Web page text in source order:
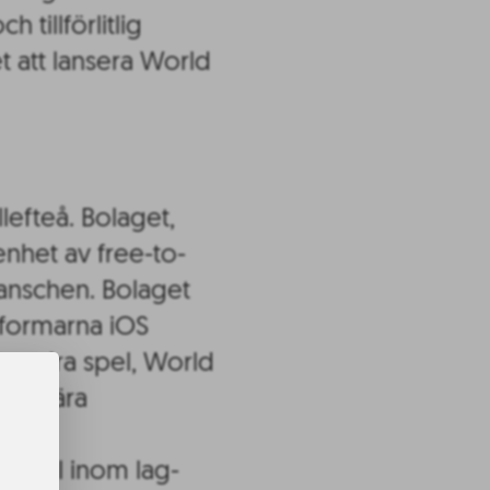
tillförlitlig
att lansera World
Bolaget,
av free-to-
Bolaget
iOS
andra spel, World
inom lag-